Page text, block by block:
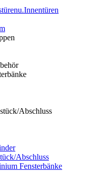
Abschluss
Abschluss
Fensterbänke